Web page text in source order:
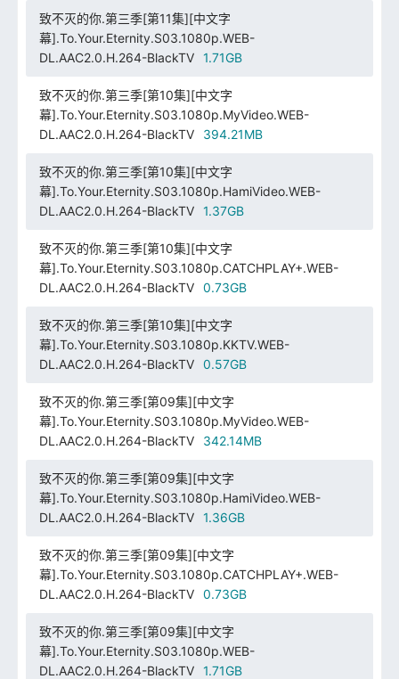
致不灭的你.第三季[第11集][中文字
幕].To.Your.Eternity.S03.1080p.WEB-
DL.AAC2.0.H.264-BlackTV
1.71GB
致不灭的你.第三季[第10集][中文字
幕].To.Your.Eternity.S03.1080p.MyVideo.WEB-
DL.AAC2.0.H.264-BlackTV
394.21MB
致不灭的你.第三季[第10集][中文字
幕].To.Your.Eternity.S03.1080p.HamiVideo.WEB-
DL.AAC2.0.H.264-BlackTV
1.37GB
致不灭的你.第三季[第10集][中文字
幕].To.Your.Eternity.S03.1080p.CATCHPLAY+.WEB-
DL.AAC2.0.H.264-BlackTV
0.73GB
致不灭的你.第三季[第10集][中文字
幕].To.Your.Eternity.S03.1080p.KKTV.WEB-
DL.AAC2.0.H.264-BlackTV
0.57GB
致不灭的你.第三季[第09集][中文字
幕].To.Your.Eternity.S03.1080p.MyVideo.WEB-
DL.AAC2.0.H.264-BlackTV
342.14MB
致不灭的你.第三季[第09集][中文字
幕].To.Your.Eternity.S03.1080p.HamiVideo.WEB-
DL.AAC2.0.H.264-BlackTV
1.36GB
致不灭的你.第三季[第09集][中文字
幕].To.Your.Eternity.S03.1080p.CATCHPLAY+.WEB-
DL.AAC2.0.H.264-BlackTV
0.73GB
致不灭的你.第三季[第09集][中文字
幕].To.Your.Eternity.S03.1080p.WEB-
DL.AAC2.0.H.264-BlackTV
1.71GB